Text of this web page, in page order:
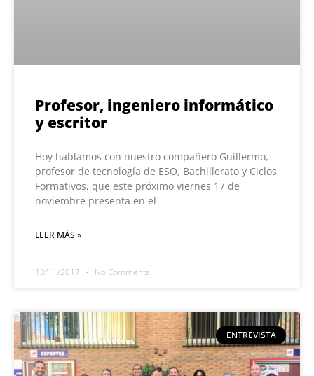
Profesor, ingeniero informático
y escritor
Hoy hablamos con nuestro compañero Guillermo,
profesor de tecnología de ESO, Bachillerato y Ciclos
Formativos, que este próximo viernes 17 de
noviembre presenta en el
LEER MÁS »
13/11/2017 No Comments
ENTREVISTA